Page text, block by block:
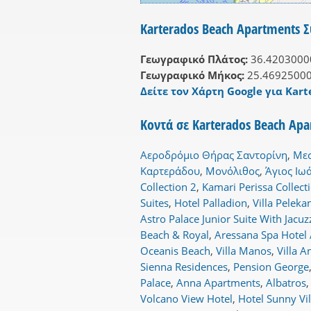
Karterados Beach Apartments
Γεωγραφικό Πλάτος:
Γεωγραφικό Μήκος:
Δείτε τον Χάρτη Google για
Κοντά σε Karterados Beach
Αεροδρόμιο Θήρας Σαντορίνη,
Καρτεράδου, Μονόλιθος, Άγιος
Collection 2, Kamari Perissa
Suites, Hotel Palladion, Villa
Astro Palace Junior Suite With
Beach & Royal, Aressana Spa Hotel
Oceanis Beach, Villa Manos, Villa
Sienna Residences, Pension George
Palace, Anna Apartments, Albatros,
Volcano View Hotel, Hotel Sunny